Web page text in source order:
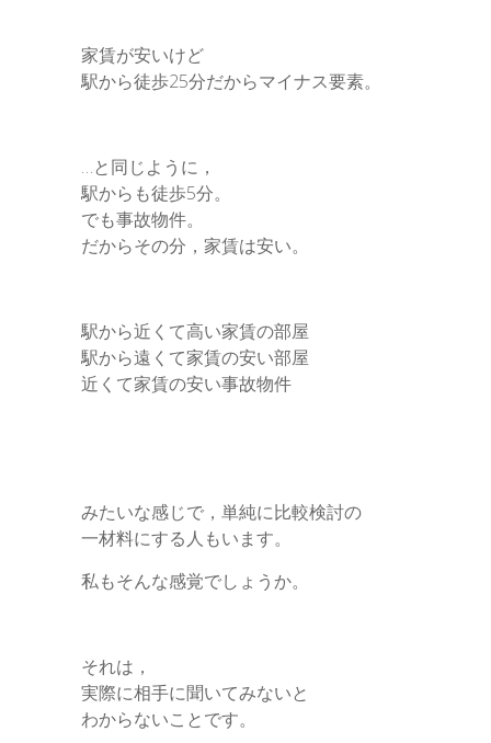
家賃が安いけど
駅から徒歩25分だからマイナス要素。
…と同じように，
駅からも徒歩5分。
でも事故物件。
だからその分，家賃は安い。
駅から近くて高い家賃の部屋
駅から遠くて家賃の安い部屋
近くて家賃の安い事故物件
みたいな感じで，単純に比較検討の
一材料にする人もいます。
私もそんな感覚でしょうか。
それは，
実際に相手に聞いてみないと
わからないことです。